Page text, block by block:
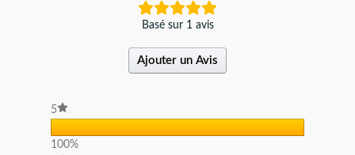
Basé sur 1 avis
Ajouter un Avis
5
100%